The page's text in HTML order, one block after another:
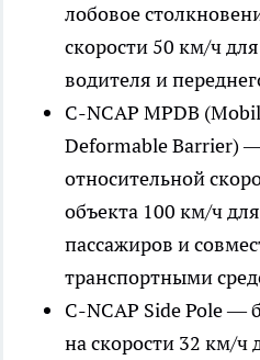
лобовое
скорости 50 км/ч
водителя и
C-NCAP MPDB
Deformable Barrier)
относительной
объекта 100 км/ч
пассажиров и
транспортными
C-NCAP Side Pole —
на скорости 32 км/